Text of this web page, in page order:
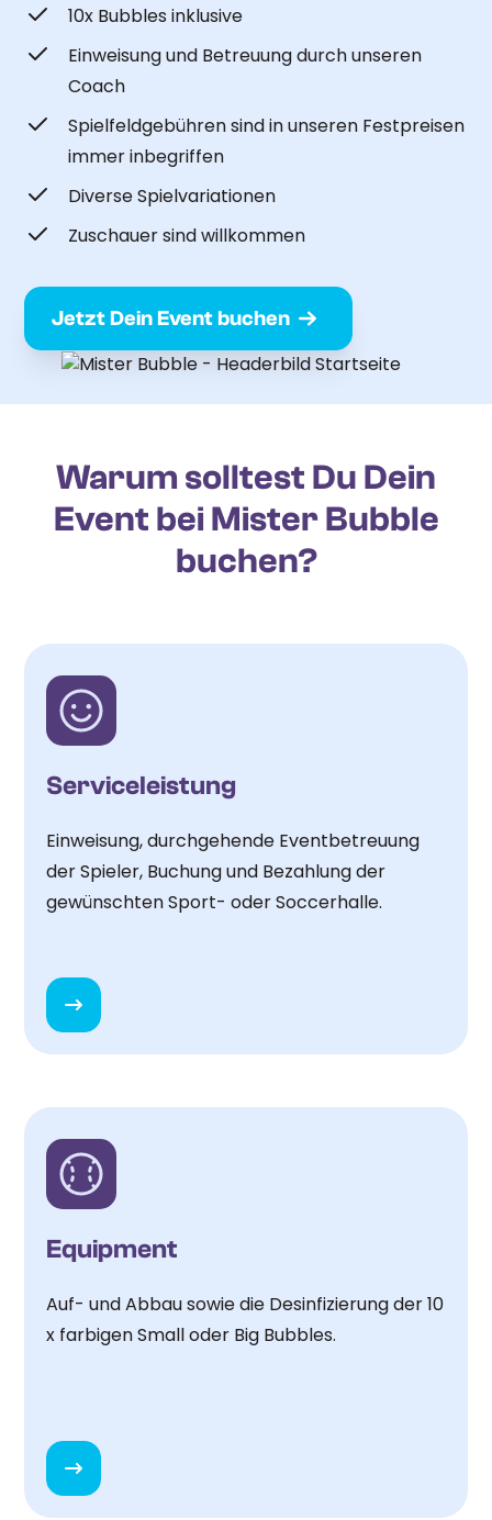
10x Bubbles inklusive
Einweisung und Betreuung durch unseren
Coach
Spielfeldgebühren sind in unseren Festpreisen
immer inbegriffen
Diverse Spielvariationen
Zuschauer sind willkommen
Jetzt Dein Event buchen
Warum solltest Du Dein
Event bei Mister Bubble
buchen?
Serviceleistung
Einweisung, durchgehende Eventbetreuung
der Spieler, Buchung und Bezahlung der
gewünschten Sport- oder Soccerhalle.
Equipment
Auf- und Abbau sowie die Desinfizierung der 10
x farbigen Small oder Big Bubbles.